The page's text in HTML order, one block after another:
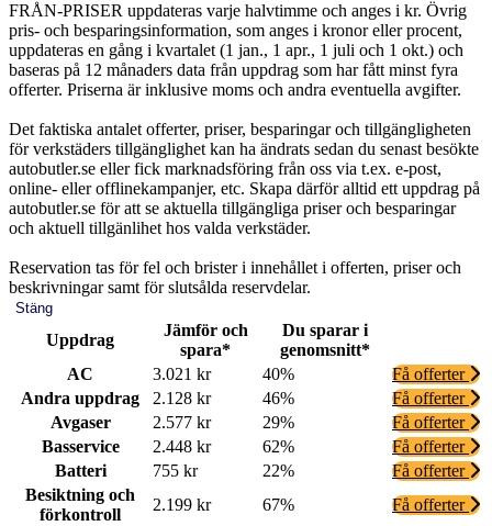
FRÅN-PRISER uppdateras varje halvtimme och anges i kr. Övrig
pris- och besparingsinformation, som anges i kronor eller procent,
uppdateras en gång i kvartalet (1 jan., 1 apr., 1 juli och 1 okt.) och
baseras på 12 månaders data från uppdrag som har fått minst fyra
offerter. Priserna är inklusive moms och andra eventuella avgifter.
Det faktiska antalet offerter, priser, besparingar och tillgängligheten
för verkstäders tillgänglighet kan ha ändrats sedan du senast besökte
autobutler.se eller fick marknadsföring från oss via t.ex. e-post,
online- eller offlinekampanjer, etc. Skapa därför alltid ett uppdrag på
autobutler.se för att se aktuella tillgängliga priser och besparingar
och aktuell tillgänlihet hos valda verkstäder.
Reservation tas för fel och brister i innehållet i offerten, priser och
beskrivningar samt för slutsålda reservdelar.
Stäng
Uppdrag
Jämför och
spara*
Du sparar i
genomsnitt*
AC
3.021 kr 40%
Få offerter
Andra uppdrag
2.128 kr 46%
Få offerter
Avgaser
2.577 kr 29%
Få offerter
Basservice
2.448 kr 62%
Få offerter
Batteri
755 kr 22%
Få offerter
Besiktning och
förkontroll
2.199 kr 67%
Få offerter